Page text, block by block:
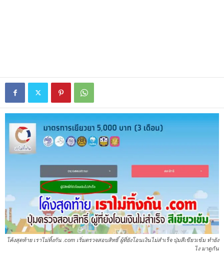
โค้งสุดท้าย เราไม่ทิ้งกัน .com เริ่มตรวจสอบสิทธิ์ ผู้ที่ยังโอนเงินไม่สำเร็จ ปุ่มสีเขียวเข้ม ทำยัง
ไง มาดูกัน